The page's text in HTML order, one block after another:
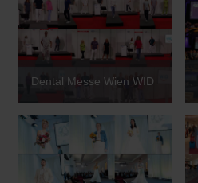
Dental Messe Wien WID